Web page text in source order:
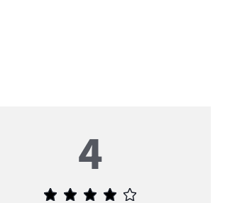
4
Gemiddelde